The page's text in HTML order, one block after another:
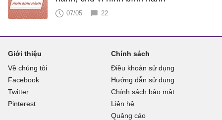
07/05 22
Giới thiệu
Về chúng tôi
Facebook
Twitter
Pinterest
Chính sách
Điều khoản sử dụng
Hướng dẫn sử dụng
Chính sách bảo mật
Liên hệ
Quảng cáo